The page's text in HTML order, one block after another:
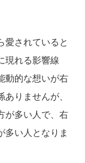
愛されていると
現れる影響線
動的な想いが右
りませんが、
が多い人で、右
多い人となりま